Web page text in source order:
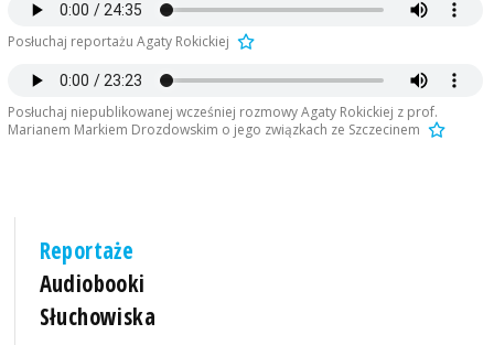
Posłuchaj reportażu Agaty Rokickiej
Posłuchaj niepublikowanej wcześniej rozmowy Agaty Rokickiej z prof.
Marianem Markiem Drozdowskim o jego związkach ze Szczecinem
Reportaże
Audiobooki
Słuchowiska